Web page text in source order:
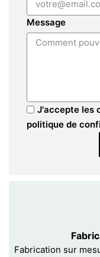
Message
J'accepte les
politique de
Fabrication sur